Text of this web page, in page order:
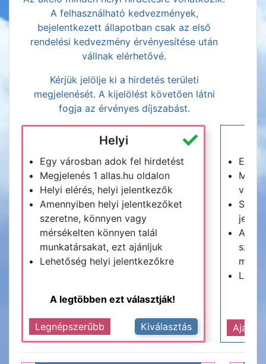
A felhasználható kedvezmények,
bejelentkezett állapotban csak az első
rendelési kedvezmény érvényesítése után
vállnak elérhetővé.
Kérjük jelölje ki a hirdetés területi
megjelenését. A kijelölést követően látni
fogja az érvényes díjszabást.
Helyi
Egy városban adok fel hirdetést
Megjelenés 1 allas.hu oldalon
Helyi elérés, helyi jelentkezők
Amennyiben helyi jelentkezőket
szeretne, könnyen vagy
mérsékelten könnyen talál
munkatársakat, ezt ajánljuk
Lehetőség helyi jelentkezőkre
A legtöbben ezt választják!
Legnépszerűbb Kiválasztás
Egy
vagy